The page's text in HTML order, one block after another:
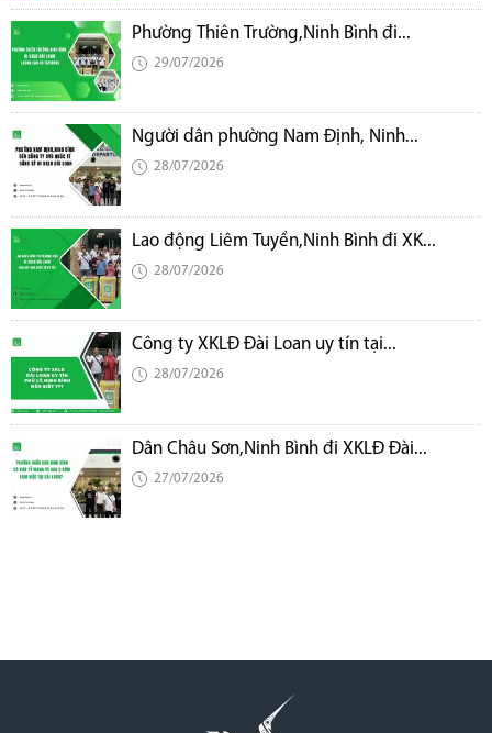
Phường Thiên Trường,Ninh Bình đi...
29/07/2026
Người dân phường Nam Định, Ninh...
28/07/2026
Lao động Liêm Tuyền,Ninh Bình đi XK...
28/07/2026
Công ty XKLĐ Đài Loan uy tín tại...
28/07/2026
Dân Châu Sơn,Ninh Bình đi XKLĐ Đài...
27/07/2026